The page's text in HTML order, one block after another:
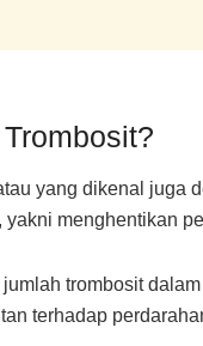
yang dikenal juga
yakni menghentikan
jumlah trombosit
terhadap